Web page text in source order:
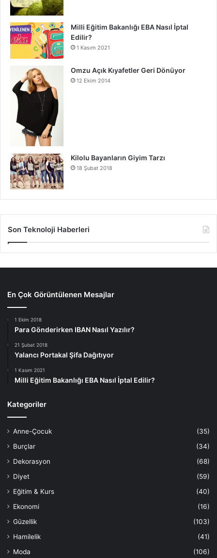
Milli Eğitim Bakanlığı EBA Nasıl İptal
Edilir?
1 Kasım 2021
Omzu Açık Kıyafetler Geri Dönüyor
12 Ekim 2014
Kilolu Bayanların Giyim Tarzı
18 Şubat 2018
Son Teknoloji Haberleri
En Çok Görüntülenen Mesajlar
1 Ekim 2018
Para Gönderirken IBAN Nasıl Yazılır?
21 Şubat 2018
Yalancı Portakal Şifa Dağıtıyor
1 Kasım 2021
Milli Eğitim Bakanlığı EBA Nasıl İptal Edilir?
Kategoriler
Anne-Çocuk
(35)
Burçlar
(34)
Dekorasyon
(68)
Diyet
(59)
Eğitim & Kurs
(40)
Ekonomi
(16)
Güzellik
(103)
Hamilelik
(41)
Moda
(106)